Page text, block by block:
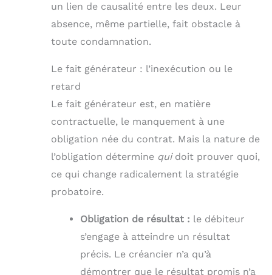
un lien de causalité entre les deux. Leur
absence, même partielle, fait obstacle à
toute condamnation.
Le fait générateur : l’inexécution ou le
retard
Le fait générateur est, en matière
contractuelle, le manquement à une
obligation née du contrat. Mais la nature de
l’obligation détermine quidoit prouver quoi,
ce qui change radicalement la stratégie
probatoire.
Obligation de résultat : le débiteur
s’engage à atteindre un résultat
précis. Le créancier n’a qu’à
démontrer que le résultat promis n’a